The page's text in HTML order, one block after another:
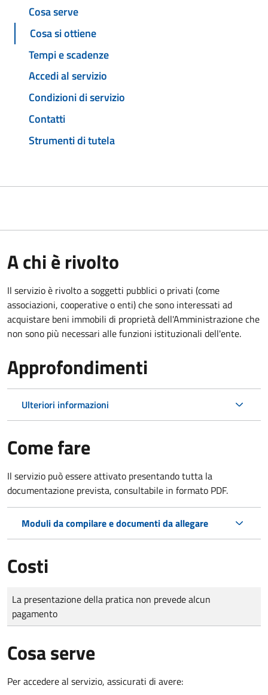
Cosa serve
Cosa si ottiene
Tempi e scadenze
Accedi al servizio
Condizioni di servizio
Contatti
Strumenti di tutela
A chi è rivolto
Il servizio è rivolto a soggetti pubblici o privati (come
associazioni, cooperative o enti) che sono interessati ad
acquistare beni immobili di proprietà dell'Amministrazione che
non sono più necessari alle funzioni istituzionali dell'ente.
Approfondimenti
Ulteriori informazioni
Come fare
Il servizio può essere attivato presentando tutta la
documentazione prevista, consultabile in formato PDF.
Moduli da compilare e documenti da allegare
Costi
Tipo di pagamento
Importo
La presentazione della pratica non prevede alcun
pagamento
Cosa serve
Per accedere al servizio, assicurati di avere: